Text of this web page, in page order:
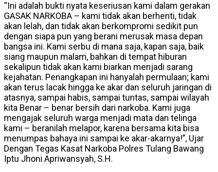
“Ini adalah bukti nyata keseriusan kami dalam gerakan
GASAK NARKOBA – kami tidak akan berhenti, tidak
akan lelah, dan tidak akan berkompromi sedikit pun
dengan siapa pun yang berani merusak masa depan
bangsa ini. Kami serbu di mana saja, kapan saja, baik
siang maupun malam, bahkan di tempat hiburan
sekalipun tidak akan kami biarkan menjadi sarang
kejahatan. Penangkapan ini hanyalah permulaan; kami
akan terus lacak hingga ke akar dan seluruh jaringan di
atasnya, sampai habis, sampai tuntas, sampai wilayah
kita Benar – benar bersih dari narkoba. Kami juga
mengajak seluruh warga menjadi mata dan telinga
kami – beranilah melapor, karena bersama kita bisa
menumpas bahaya ini sampai ke akar-akarnya!”, Ujar
Dengan Tegas Kasat Narkoba Polres Tulang Bawang
Iptu Jhoni Apriwansyah, S.H.